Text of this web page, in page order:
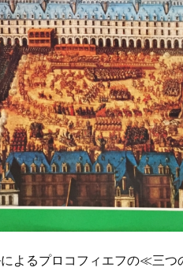
よるプロコフィエフの≪三